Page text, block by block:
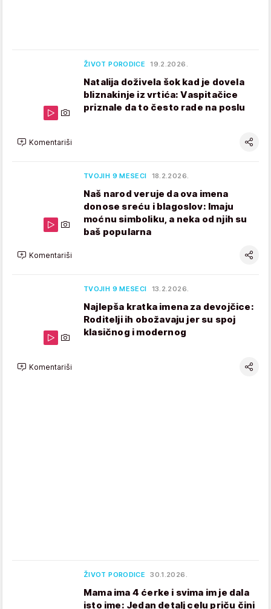
ŽIVOT PORODICE 19.2.2026.
Natalija doživela šok kad je dovela
bliznakinje iz vrtića: Vaspitačice
priznale da to često rade na poslu
Komentariši
TVOJIH 9 MESECI 18.2.2026.
Naš narod veruje da ova imena
donose sreću i blagoslov: Imaju
moćnu simboliku, a neka od njih su
baš popularna
Komentariši
TVOJIH 9 MESECI 13.2.2026.
Najlepša kratka imena za devojčice:
Roditelji ih obožavaju jer su spoj
klasičnog i modernog
Komentariši
ŽIVOT PORODICE 30.1.2026.
Mama ima 4 ćerke i svima im je dala
isto ime: Jedan detalj celu priču čini